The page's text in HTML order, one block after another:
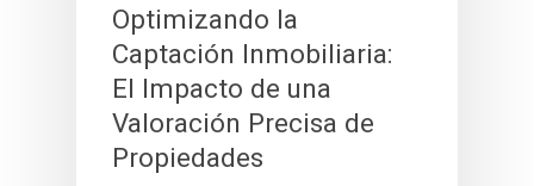
Optimizando la
Captación Inmobiliaria:
El Impacto de una
Valoración Precisa de
Propiedades